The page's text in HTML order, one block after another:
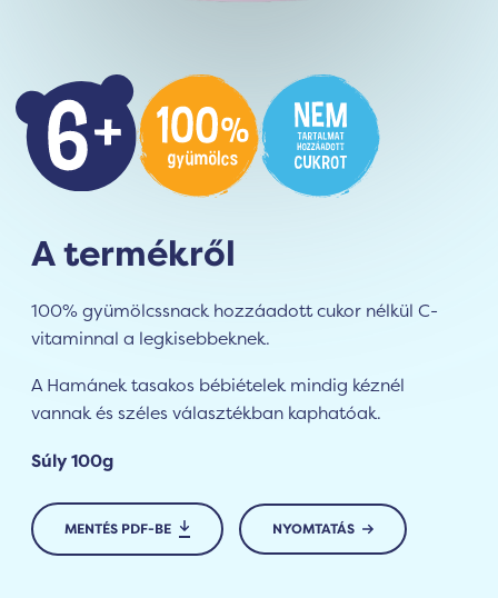
A termékről
100% gyümölcssnack hozzáadott cukor nélkül C-
vitaminnal a legkisebbeknek.
A Hamánek tasakos bébiételek mindig kéznél
vannak és széles választékban kaphatóak.
Súly 100g
MENTÉS PDF-BE NYOMTATÁS